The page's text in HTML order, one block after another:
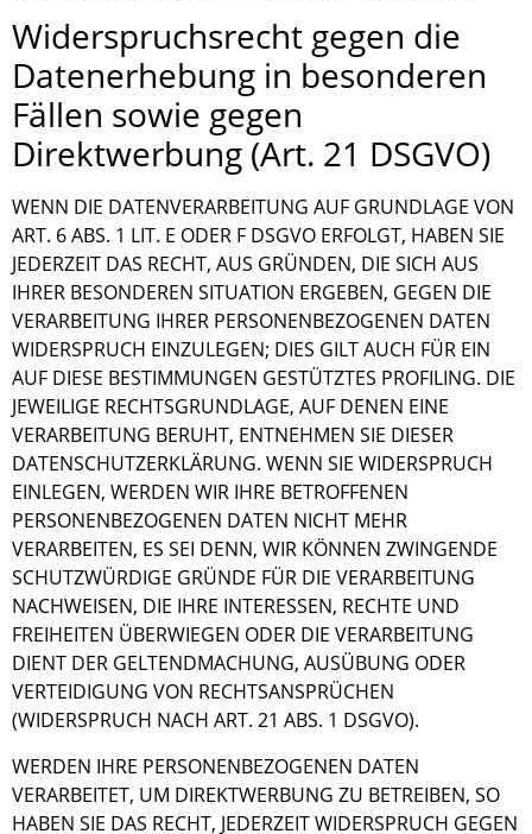
Widerspruchsrecht gegen die
Datenerhebung in besonderen
Fällen sowie gegen
Direktwerbung (Art. 21 DSGVO)
WENN DIE DATENVERARBEITUNG AUF GRUNDLAGE VON
ART. 6 ABS. 1 LIT. E ODER F DSGVO ERFOLGT, HABEN SIE
JEDERZEIT DAS RECHT, AUS GRÜNDEN, DIE SICH AUS
IHRER BESONDEREN SITUATION ERGEBEN, GEGEN DIE
VERARBEITUNG IHRER PERSONENBEZOGENEN DATEN
WIDERSPRUCH EINZULEGEN; DIES GILT AUCH FÜR EIN
AUF DIESE BESTIMMUNGEN GESTÜTZTES PROFILING. DIE
JEWEILIGE RECHTSGRUNDLAGE, AUF DENEN EINE
VERARBEITUNG BERUHT, ENTNEHMEN SIE DIESER
DATENSCHUTZERKLÄRUNG. WENN SIE WIDERSPRUCH
EINLEGEN, WERDEN WIR IHRE BETROFFENEN
PERSONENBEZOGENEN DATEN NICHT MEHR
VERARBEITEN, ES SEI DENN, WIR KÖNNEN ZWINGENDE
SCHUTZWÜRDIGE GRÜNDE FÜR DIE VERARBEITUNG
NACHWEISEN, DIE IHRE INTERESSEN, RECHTE UND
FREIHEITEN ÜBERWIEGEN ODER DIE VERARBEITUNG
DIENT DER GELTENDMACHUNG, AUSÜBUNG ODER
VERTEIDIGUNG VON RECHTSANSPRÜCHEN
(WIDERSPRUCH NACH ART. 21 ABS. 1 DSGVO).
WERDEN IHRE PERSONENBEZOGENEN DATEN
VERARBEITET, UM DIREKTWERBUNG ZU BETREIBEN, SO
HABEN SIE DAS RECHT, JEDERZEIT WIDERSPRUCH GEGEN